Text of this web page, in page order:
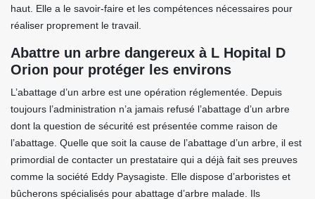
haut. Elle a le savoir-faire et les compétences nécessaires pour
réaliser proprement le travail.
Abattre un arbre dangereux à L Hopital D
Orion pour protéger les environs
L’abattage d’un arbre est une opération réglementée. Depuis
toujours l’administration n’a jamais refusé l’abattage d’un arbre
dont la question de sécurité est présentée comme raison de
l’abattage. Quelle que soit la cause de l’abattage d’un arbre, il est
primordial de contacter un prestataire qui a déjà fait ses preuves
comme la société Eddy Paysagiste. Elle dispose d’arboristes et
bûcherons spécialisés pour abattage d’arbre malade. Ils